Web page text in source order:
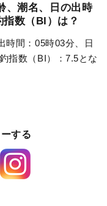
、潮名、日の出時
数（BI）は？
時間：05時03分、日
指数（BI）：7.5とな
する